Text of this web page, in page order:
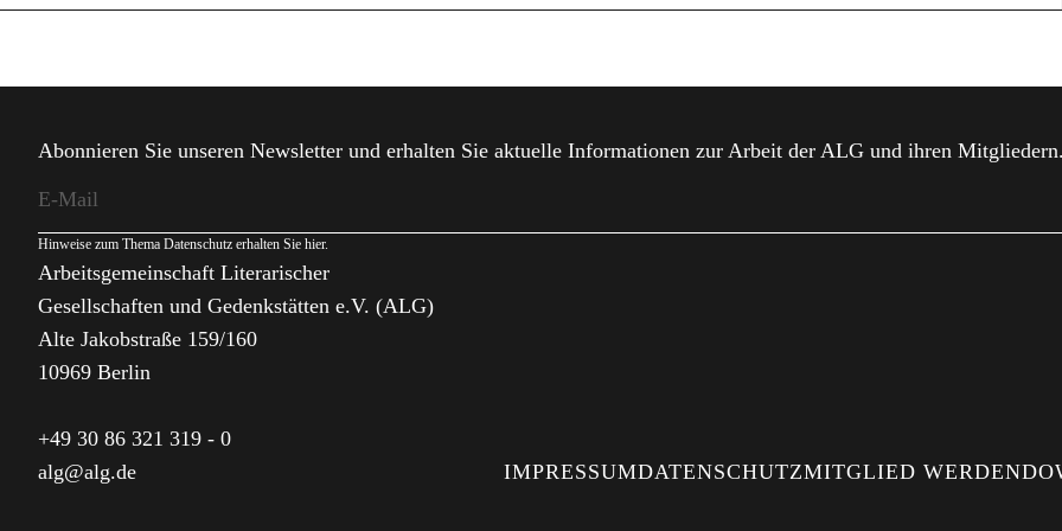
Abonnieren Sie unseren Newsletter und erhalten Sie aktuelle Informationen zur Arbeit der ALG und ihren Mitgliedern.
Hinweise zum Thema Datenschutz erhalten Sie hier.
Arbeitsgemeinschaft Literarischer
Gesellschaften und Gedenkstätten e.V. (ALG)
Alte Jakobstraße 159/160
10969 Berlin
+49 30 86 321 319 - 0
alg@alg.de
IMPRESSUMDATENSCHUTZMITGLIED WERDEN